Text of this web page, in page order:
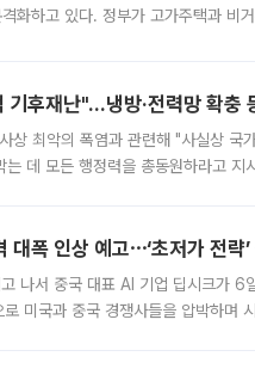
화하고 있다. 정부가 고가주택과 비
기후재난"…냉방·전력망 확충
상 최악의 폭염과 관련해 "사실상 국
는 데 모든 행정력을 총동원하라고
대폭 인상 예고⋯‘초저가 전략’
나서 중국 대표 AI 기업 딥시크가
로 미국과 중국 경쟁사들을 압박하며